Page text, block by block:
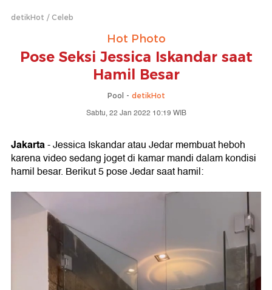
detikHot Celeb
Hot Photo
Pose Seksi Jessica Iskandar saat
Hamil Besar
Pool - detikHot
Sabtu, 22 Jan 2022 10:19 WIB
Jakarta- Jessica Iskandar atau Jedar membuat heboh
karena video sedang joget di kamar mandi dalam kondisi
hamil besar. Berikut 5 pose Jedar saat hamil: